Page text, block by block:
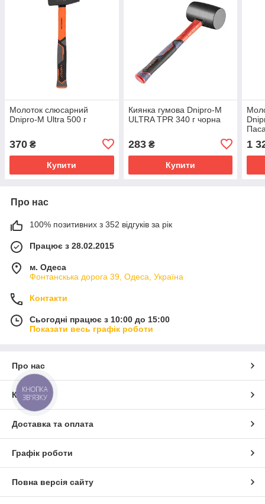
Молоток слюсарний
Dnipro-M Ultra 500 г
370 ₴
Купити
Киянка гумова Dnipro-M
ULTRA TPR 340 г чорна
283₴
Купити
PH2
1
Про нас
100% позитивних з 352 відгуків за рік
Працює з 28.02.2015
м. Одеса
Фонтанскька дорога 39, Одеса, Україна
Контакти
Сьогодні працює з 10:00 до 15:00
Показати весь графік роботи
Про нас
Контакти
Доставка та оплата
Графік роботи
Повна версія сайту
КНОПКА
ЗВ'ЯЗКУ